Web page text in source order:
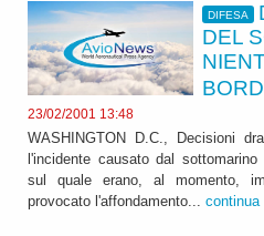
DIFESA
DEL
23/02/2001 13:48
WASHINGTON D.C., Decisioni
l'incidente causato dal
sul quale erano, al momento,
provocato l'affondamento... continua